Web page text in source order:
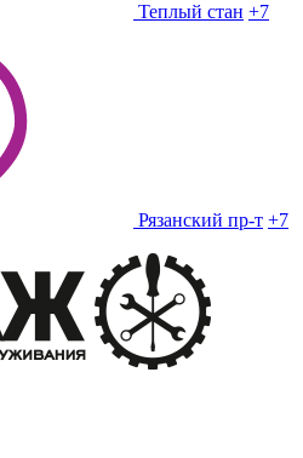
Теплый стан +7
Рязанский пр-т +7